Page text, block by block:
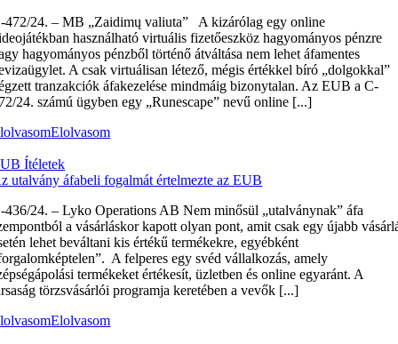
24. – MB „Zaidimų valiuta” A kizárólag egy online
használható virtuális fizetőeszköz hagyományos pénzre
hagyományos pénzből történő átváltása nem lehet áfamentes
A csak virtuálisan létező, mégis értékkel bíró „dolgokkal”
tranzakciók áfakezelése mindmáig bizonytalan. Az EUB a C-
24. számú ügyben egy „Runescape” nevű online [...]
Elolvasom
Ítéletek
utalvány áfabeli fogalmát értelmezte az EUB
24. – Lyko Operations AB Nem minősül „utalványnak” áfa
a vásárláskor kapott olyan pont, amit csak egy újabb
lehet beváltani kis értékű termékekre, egyébként
A felperes egy svéd vállalkozás, amely
termékeket értékesít, üzletben és online egyaránt. A
törzsvásárlói programja keretében a vevők [...]
Elolvasom